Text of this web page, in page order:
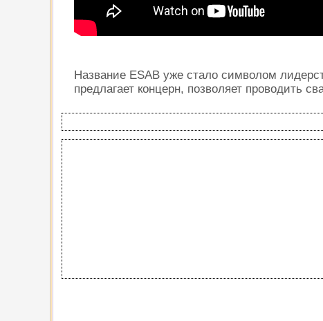
Название ESAB уже стало символом
предлагает концерн, позволяет проводить